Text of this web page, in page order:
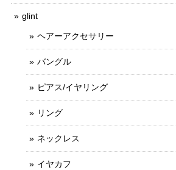
glint
ヘアーアクセサリー
バングル
ピアス/イヤリング
リング
ネックレス
イヤカフ